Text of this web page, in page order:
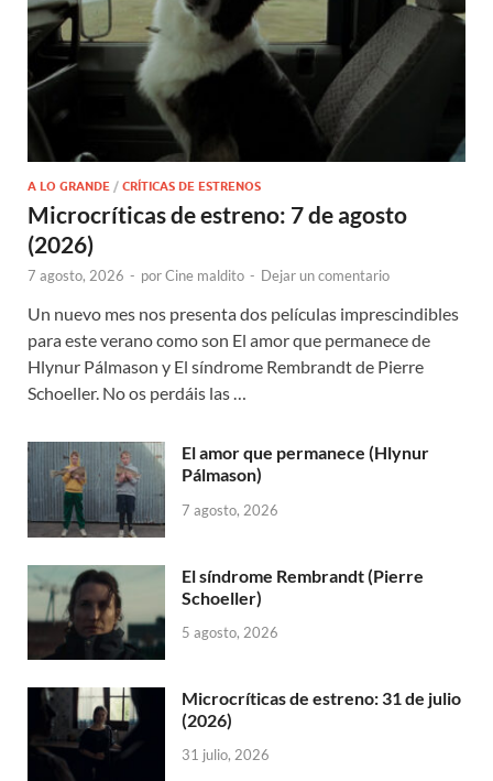
A LO GRANDE / CRÍTICAS DE ESTRENOS
Microcríticas de estreno: 7 de agosto
(2026)
7 agosto, 2026 - porCine maldito - Dejar un comentario
Un nuevo mes nos presenta dos películas imprescindibles
para este verano como son El amor que permanece de
Hlynur Pálmason y El síndrome Rembrandt de Pierre
Schoeller. No os perdáis las …
El amor que permanece (Hlynur
Pálmason)
7 agosto, 2026
El síndrome Rembrandt (Pierre
Schoeller)
5 agosto, 2026
Microcríticas de estreno: 31 de julio
(2026)
31 julio, 2026